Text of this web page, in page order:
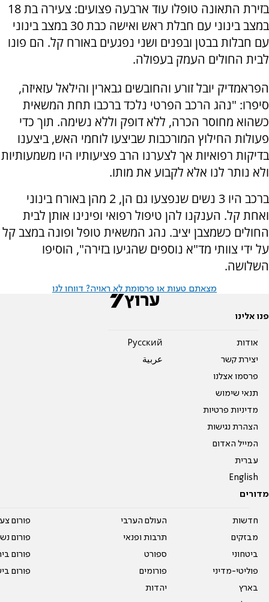
בזירת התאונה טופלו עוד ארבעה פצועים: צעירה בת 18
במצב בינוני עם חבלת ראש ואישה כבת 30 במצב בינוני
עם חבלות בבטן ובפנים ושני נפגעים באורח קל. הם פונו
לבית החולים העמק בעפולה.
הפראמדיק יובל זורע והחובשים גבארין והילאל עזאיזה,
סיפרו: "נהג הרכב הפרטי נלכד ברכבו תחת המשאית
כשהוא מחוסר הכרה, ללא דופק וללא נשימה. תוך כדי
פעולות החילוץ המורכבות שביצעו לוחמי האש, ביצענו
בדיקות רפואיות אך לצערנו הרב פציעותיו היו משמעותיות
ולא נותר לנו אלא לקבוע את מותו.
ברכב היו 3 נשים שנפצעו גם הן, 2 מהן באורח בינוני
ואחת קל. הענקנו להן טיפול רפואי ופינינו אותן לבית
החולים כשמצבן יציב. נהג המשאית טופל ופונה במצב קל
על ידי צוותי מד"א נוספים שהגיעו בזירה", הוסיפו
השלושה.
מצאתם טעות או פרסומת לא ראויה? דווחו לנו
פנו אלינו
אודות
יצירת קשר
פרסמו אצלנו
תנאי שימוש
מדיניות פרטיות
הצהרת נגישות
המייל האדום
עברית
English
Pусский
عربية
מדורים
חדשות
מבזקים
ביטחוני
פוליטי-מדיני
בארץ
העולם הערבי
תרבות ופנאי
ספורט
פורומים
יהדות
פורום
פורום
פורום
פורום